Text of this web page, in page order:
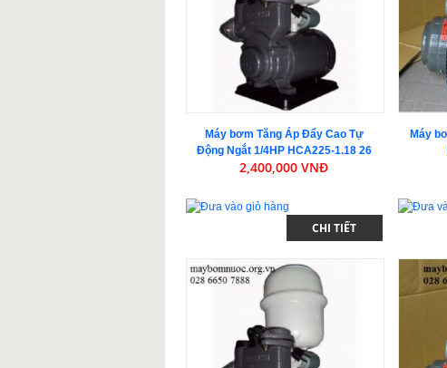
Máy bơm Tăng Áp Đẩy Cao Tự
Động Ngắt 1/4HP HCA225-1.18 26
2,400,000 VNĐ
CHI TIẾT
Máy